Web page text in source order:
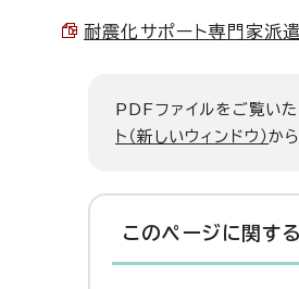
耐震化サポート専門家派
PDFファイルをご覧い
ト（新しいウィンドウ）か
このページに関する